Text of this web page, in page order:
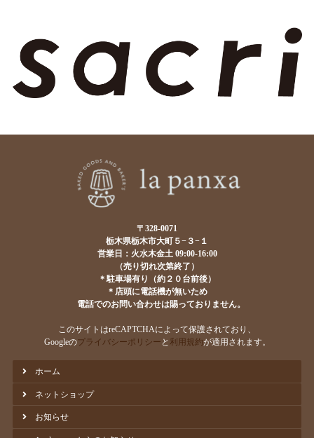
〒328-0071
栃木県栃木市大町５−３−１
営業日：火水木金土 09:00-16:00
（売り切れ次第終了）
＊駐車場有り（約２０台前後）
＊店頭に電話機が無いため
電話でのお問い合わせは賜っておりません。
このサイトはreCAPTCHAによって保護されており、
Googleのプライバシーポリシー と 利用規約が適用されます。
ホーム
ネットショップ
お知らせ